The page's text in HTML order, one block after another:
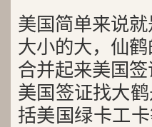
美国简单来说
大小的大，仙
合并起来美国
美国签证找大
括美国绿卡工